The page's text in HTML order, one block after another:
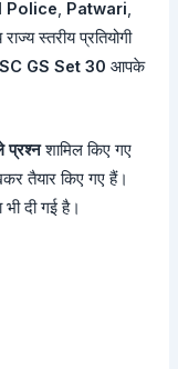
Police, Patwari,
स्तरीय प्रतियोगी
GS Set 30 आपके
प्रश्नशामिल किए गए
तैयार किए गए हैं।
दी गई है।